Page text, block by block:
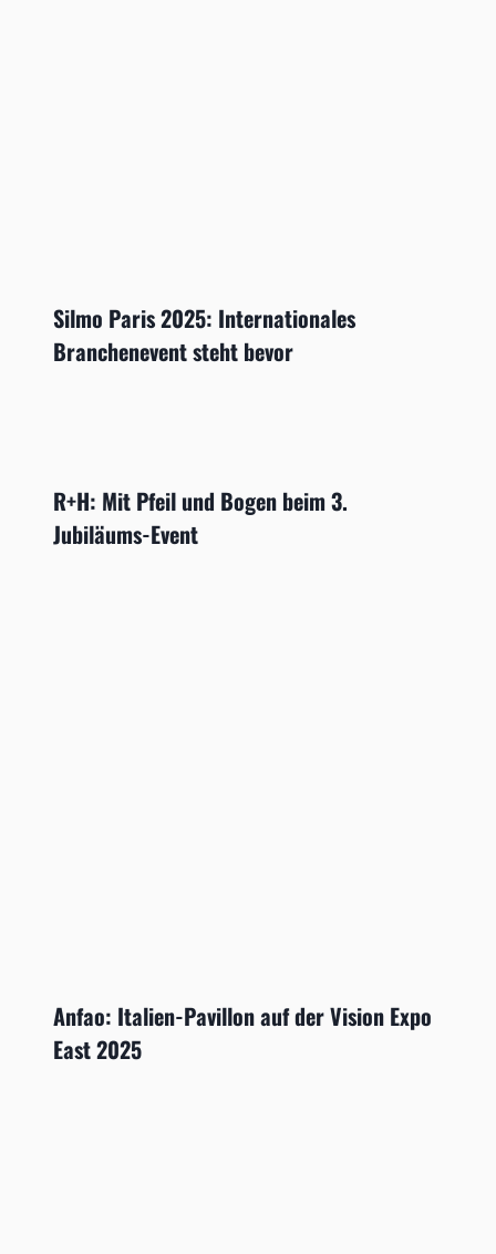
Silmo Paris 2025: Internationales
Branchenevent steht bevor
R+H: Mit Pfeil und Bogen beim 3.
Jubiläums-Event
Anfao: Italien-Pavillon auf der Vision Expo
East 2025